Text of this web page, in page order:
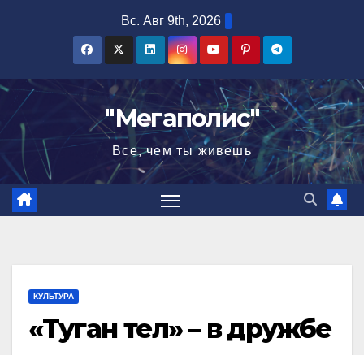
Вс. Авг 9th, 2026
"Мегаполис"
Все, чем ты живешь
КУЛЬТУРА
«Туган тел» – в дружбе